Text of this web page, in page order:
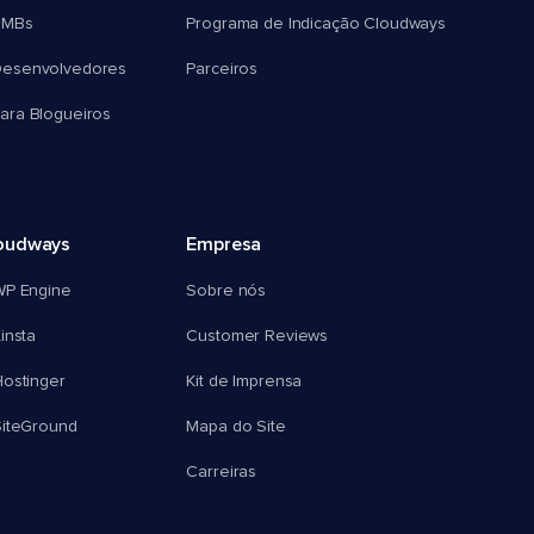
Blogueiros
Programa de Indicação Cloudways
Parceiros
Engine
Empresa
Sobre nós
Customer Reviews
Kit de Imprensa
Mapa do Site
Carreiras